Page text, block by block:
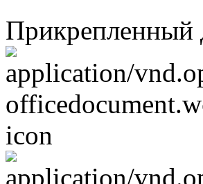
Прикрепленный